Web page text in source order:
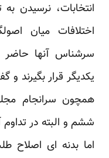
انتخابات، نرسیدن
اختلافات میان
سرشناس آنها حاضر
یکدیگر قرار بگیرند و
همچون سرانجام
ششم و البته در
اما بدنه ای اصلاح